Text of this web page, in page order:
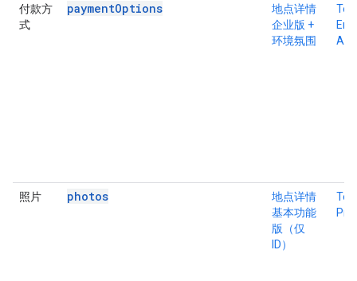
付款方
式
paymentOptions
地点详情
企业版 +
环境氛围
照片 photos
地点详情
基本功能
版（仅
ID）
Pro